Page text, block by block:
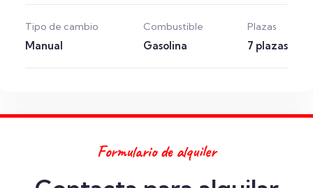
Tipo de cambio
Manual
Combustible
Gasolina
Plazas
7 plazas
Formulario de alquiler